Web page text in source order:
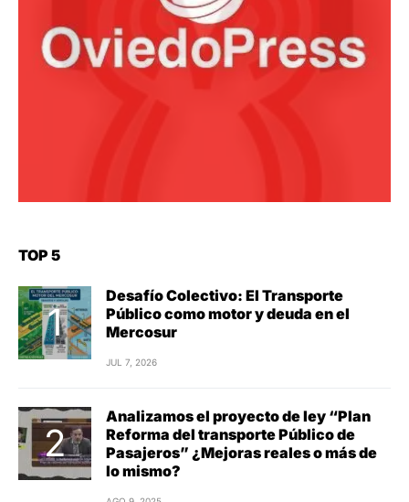
TOP 5
Desafío Colectivo: El Transporte
Público como motor y deuda en el
Mercosur
JUL 7, 2026
Analizamos el proyecto de ley “Plan
Reforma del transporte Público de
Pasajeros” ¿Mejoras reales o más de
lo mismo?